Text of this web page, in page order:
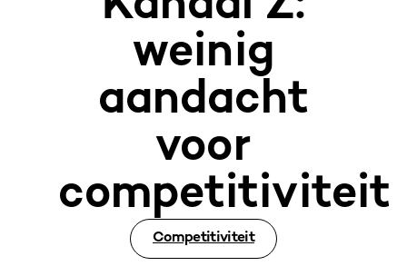
weinig
aandacht
voor
competitiviteit
Competitiviteit